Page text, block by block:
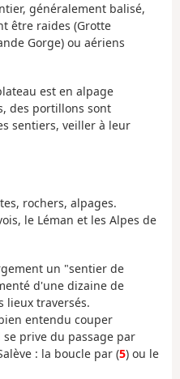
généralement balisé,
être raides (Grotte
Gorge) ou aériens
est en alpage
des portillons sont
sentiers, veiller à leur
rochers, alpages.
le Léman et les Alpes de
un "sentier de
d'une dizaine de
lieux traversés.
entendu couper
se prive du passage par
: la boucle par (5) ou le